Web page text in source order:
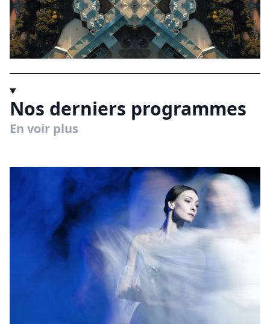
Nos derniers programmes
En voir plus